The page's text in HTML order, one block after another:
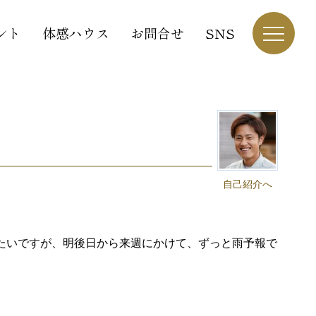
ト 体感ハウス お問合せ SNS
自己紹介へ
ですが、明後日から来週にかけて、ずっと雨予報で